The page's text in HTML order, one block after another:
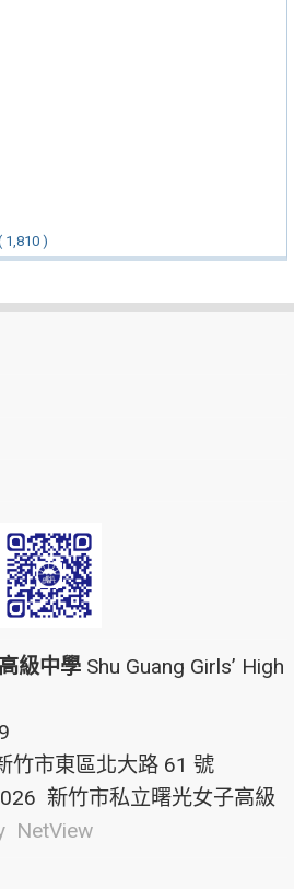
1,810 )
級中學 Shu Guang Girls’ High
竹市東區北大路 61 號
新竹市私立曙光女子高級
NetView